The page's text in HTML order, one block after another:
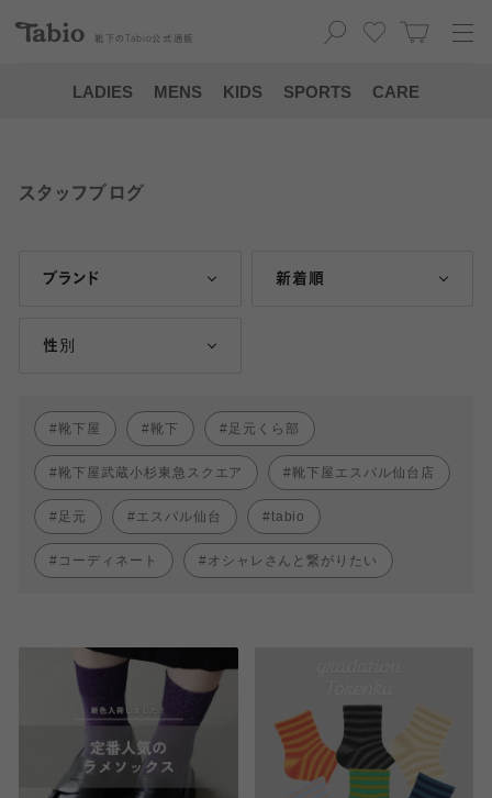
靴下の Tabio 公式通販
LADIES MENS KIDS SPORTS CARE
スタッフブログ
ブランド 新着順
性別
靴下屋 靴下 足元くら部
靴下屋武蔵小杉東急スクエア 靴下屋エスパル仙台店
足元 エスパル仙台 tabio
コーディネート オシャレさんと繋がりたい